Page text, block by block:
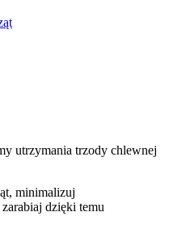
utrzymania trzody chlewnej
minimalizuj
dzięki temu